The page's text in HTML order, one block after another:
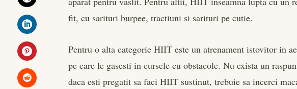
Twitter
LinkedIn
Pinterest
fit, cu sarituri burpee, tractiuni si sarituri pe cutie.
Pentru o alta categorie HIIT este un atrenament istovitor in
pe care le gasesti in cursele cu obstacole. Nu exista un
daca esti pregatit sa faci HIIT sustinut, trebuie sa incerci